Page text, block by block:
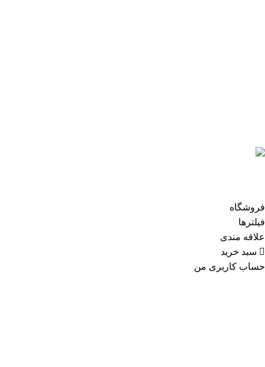
فروشگاه
فیلترها
علاقه مندی
سبد خرید
حساب کاربری من